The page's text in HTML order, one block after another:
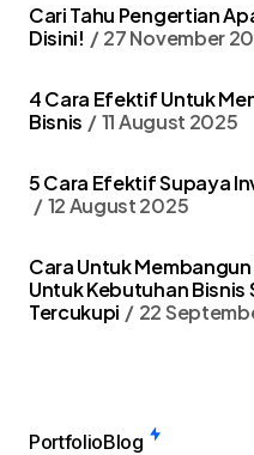
Cari Tahu Pengertian
Disini!
27 November
4 Cara Efektif Untuk
Bisnis
11 August 2025
5 Cara Efektif Supaya
12 August 2025
Cara Untuk
Untuk Kebutuhan
Tercukupi
22
PortfolioBlog